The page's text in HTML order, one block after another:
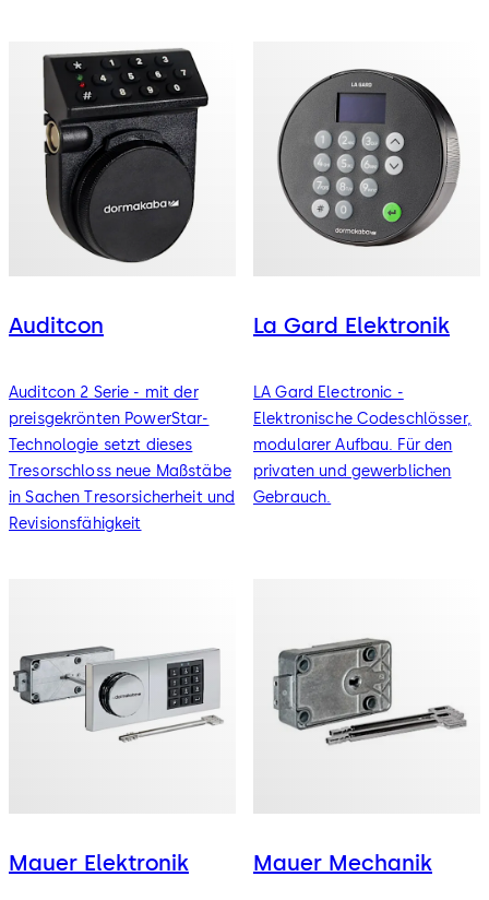
Auditcon
Auditcon 2 Serie - mit der
preisgekrönten PowerStar-
Technologie setzt dieses
Tresorschloss neue Maßstäbe
in Sachen Tresorsicherheit und
Revisionsfähigkeit
La Gard Elektronik
LA Gard Electronic -
Elektronische Codeschlösser,
modularer Aufbau. Für den
privaten und gewerblichen
Gebrauch.
Mauer Elektronik Mauer Mechanik